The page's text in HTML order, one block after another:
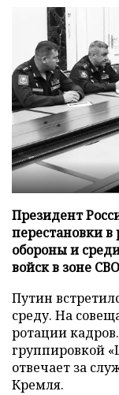
Президент
перестановки в
обороны и
войск в зоне
Путин
среду. На
ротации
группировкой
отвечает за
Кремля.